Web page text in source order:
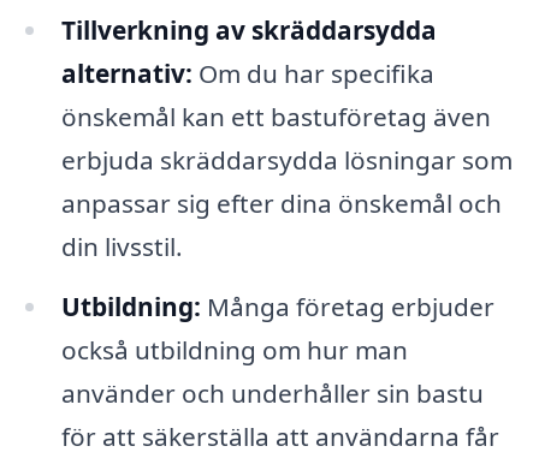
Tillverkning av skräddarsydda
alternativ: Om du har specifika
önskemål kan ett bastuföretag även
erbjuda skräddarsydda lösningar som
anpassar sig efter dina önskemål och
din livsstil.
Utbildning: Många företag erbjuder
också utbildning om hur man
använder och underhåller sin bastu
för att säkerställa att användarna får